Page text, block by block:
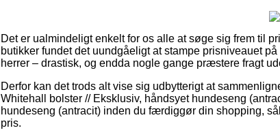
Det er ualmindeligt enkelt for os alle at søge sig frem til
butikker fundet det uundgåeligt at stampe prisniveauet
herrer – drastisk, og endda nogle gange præstere fragt
Derfor kan det trods alt vise sig udbytterigt at
Whitehall bolster // Eksklusiv, håndsyet hundeseng
hundeseng (antracit) inden du færdiggør din shopping,
pris.